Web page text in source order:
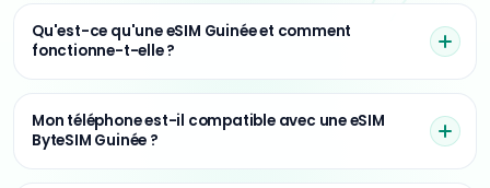
Qu'est-ce qu'une eSIM Guinée et comment
fonctionne-t-elle ?
Mon téléphone est-il compatible avec une eSIM
ByteSIM Guinée ?